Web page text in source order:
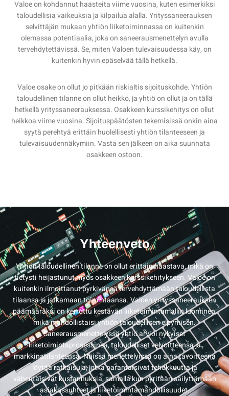
Valoe on kohdannut haasteita viime vuosina, kuten esimerkiksi
taloudellisia vaikeuksia ja kilpailua alalla. Yrityssaneerauksen
selvittäjän mukaan yhtiön liiketoiminnassa on kuitenkin
olemassa potentiaalia, joka on saneerausmenettelyn avulla
tervehdytettävissä. Se, miten Valoen tulevaisuudessa käy, on
kuitenkin hyvin epäselvää tällä hetkellä.
Valoe osake on ollut jo pitkään riskialtis sijoituskohde. Yhtiön
taloudellinen tilanne on ollut heikko, ja yhtiö on ollut ja on tällä
hetkellä yrityssaneerauksessa. Osakkeen kurssikehitys on ollut
heikkoa viime vuosina. Sijoituspäätösten tekemisissä onkin aina
syytä perehtyä erittäin huolellisesti yhtiön tilanteeseen ja
tulevaisuudennäkymiin. Vasta sen jälkeen on aika suunnata
osakkeen ostoon.
Yhteenveto
Yhtiön taloudellinen tilanne on ollut erittäin haastava, mikä on
tietysti heijastunut myös osakkeen kurssikehitykseen. Valoe on
kuitenkin ilmoittanut pyrkivänsä tervehdyttämään taloudellista
tilaansa ja jatkamaan toimintaansa. Valoen yrityssaneerauksen
päämääräksi on kerrottu kestävän liiketoimintamallin luominen,
mikä mahdollistaisi yhtiön taloudellisen elpymisen.
Saneerausmenettelyssä yhtiö arvioi nykyiset
liiketoimintaprosessinsa, taloudelliset velvoitteensa ja
markkinatilanteensa. Näissä menettelyissä on aina tavoitteena
löytää ratkaisuja, jotka parantaisivat tehokkuutta ja
vähentäisivät kustannuksia, samalla kun pyritään säilyttämään
asiakassuhteet ja liiketoimintamahdollisuudet.